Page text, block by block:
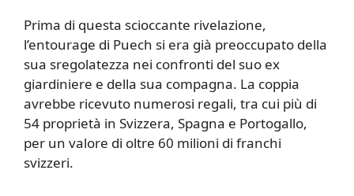
Prima di questa scioccante rivelazione,
l’entourage di Puech si era già preoccupato della
sua sregolatezza nei confronti del suo ex
giardiniere e della sua compagna. La coppia
avrebbe ricevuto numerosi regali, tra cui più di
54 proprietà in Svizzera, Spagna e Portogallo,
per un valore di oltre 60 milioni di franchi
svizzeri.